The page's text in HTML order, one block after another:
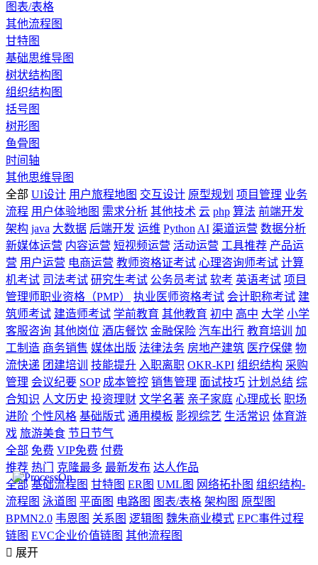
图表/表格
其他流程图
甘特图
基础思维导图
树状结构图
组织结构图
括号图
树形图
鱼骨图
时间轴
其他思维导图
全部 UI设计 用户旅程地图 交互设计 原型规划 项目管理 业务
流程 用户体验地图 需求分析 其他技术 云 php 算法 前端开发
架构 java 大数据 后端开发 运维 Python AI 渠道运营 数据分析
新媒体运营 内容运营 短视频运营 活动运营 工具推荐 产品运
营 用户运营 电商运营 教师资格证考试 心理咨询师考试 计算
机考试 司法考试 研究生考试 公务员考试 软考 英语考试 项目
管理师职业资格（PMP）
执业医师资格考试 会计职称考试 建
筑师考试 建造师考试 学前教育 其他教育 初中 高中 大学 小学
客服咨询 其他岗位 酒店餐饮 金融保险 汽车出行 教育培训
加
工制造 商务销售 媒体出版 法律法务 房地产建筑 医疗保健 物
流快递 团建培训 技能提升 入职离职 OKR-KPI 组织结构 采购
管理 会议纪要 SOP 成本管控 销售管理 面试技巧 计划总结 综
合知识 人文历史 投资理财 文学名著 亲子家庭 心理成长 职场
进阶 个性风格 基础版式 通用模板 影视综艺 生活常识 体育游
戏 旅游美食 节日节气
全部 免费 VIP免费 付费
推荐 热门 克隆最多 最新发布 达人作品
全部 基础流程图 甘特图 ER图 UML图 网络拓扑图 组织结构-
流程图 泳道图 平面图 电路图 图表/表格 架构图 原型图
BPMN2.0 韦恩图 关系图 逻辑图 魏朱商业模式 EPC事件过程
链图 EVC企业价值链图 其他流程图
 展开